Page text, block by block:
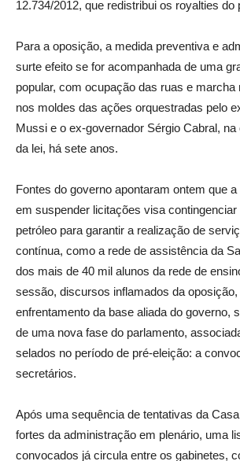
12.734/2012, que redistribui os royalties do
Para a oposição, a medida preventiva e
surte efeito se for acompanhada de uma
popular, com ocupação das ruas e marcha
nos moldes das ações orquestradas pelo
Mussi e o ex-governador Sérgio Cabral,
da lei, há sete anos.
Fontes do governo apontaram ontem que
em suspender licitações visa contingenciar
petróleo para garantir a realização de
contínua, como a rede de assistência da
dos mais de 40 mil alunos da rede de
sessão, discursos inflamados da
enfrentamento da base aliada do governo,
de uma nova fase do parlamento,
selados no período de pré-eleição: a
secretários.
Após uma sequência de tentativas da
fortes da administração em plenário, uma
convocados já circula entre os gabinetes,